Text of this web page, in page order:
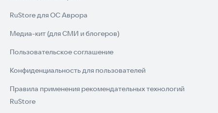
RuStore для ОС Аврора
Медиа-кит (для СМИ и блогеров)
Пользовательское соглашение
Конфиденциальность для пользователей
Правила применения рекомендательных технологий
RuStore